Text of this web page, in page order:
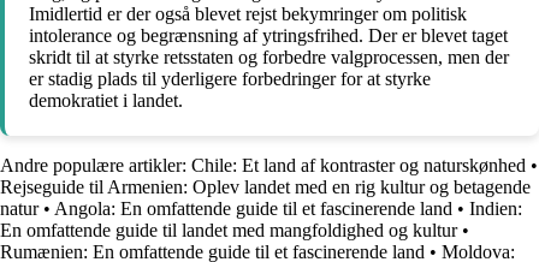
Imidlertid er der også blevet rejst bekymringer om politisk
intolerance og begrænsning af ytringsfrihed. Der er blevet taget
skridt til at styrke retsstaten og forbedre valgprocessen, men der
er stadig plads til yderligere forbedringer for at styrke
demokratiet i landet.
Andre populære artikler: Chile: Et land af kontraster og naturskønhed •
Rejseguide til Armenien: Oplev landet med en rig kultur og betagende
natur• Angola: En omfattende guide til et fascinerende land • Indien:
En omfattende guide til landet med mangfoldighed og kultur•
Rumænien: En omfattende guide til et fascinerende land • Moldova: